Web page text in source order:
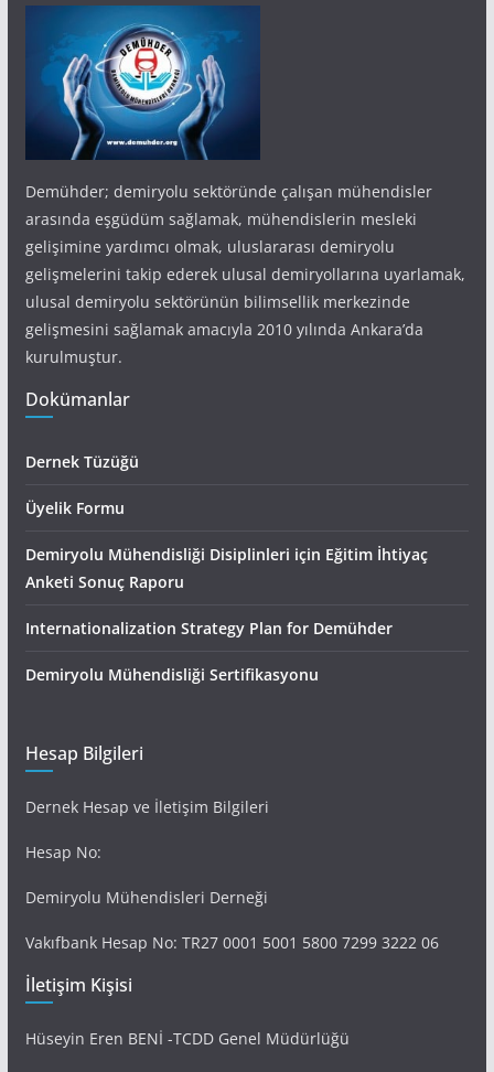
Demühder; demiryolu sektöründe çalışan mühendisler
arasında eşgüdüm sağlamak, mühendislerin mesleki
gelişimine yardımcı olmak, uluslararası demiryolu
gelişmelerini takip ederek ulusal demiryollarına uyarlamak,
ulusal demiryolu sektörünün bilimsellik merkezinde
gelişmesini sağlamak amacıyla 2010 yılında Ankara’da
kurulmuştur.
Dokümanlar
Dernek Tüzüğü
Üyelik Formu
Demiryolu Mühendisliği Disiplinleri için Eğitim İhtiyaç
Anketi Sonuç Raporu
Internationalization Strategy Plan for Demühder
Demiryolu Mühendisliği Sertifikasyonu
Hesap Bilgileri
Dernek Hesap ve İletişim Bilgileri
Hesap No:
Demiryolu Mühendisleri Derneği
Vakıfbank Hesap No: TR27 0001 5001 5800 7299 3222 06
İletişim Kişisi
Hüseyin Eren BENİ -TCDD Genel Müdürlüğü